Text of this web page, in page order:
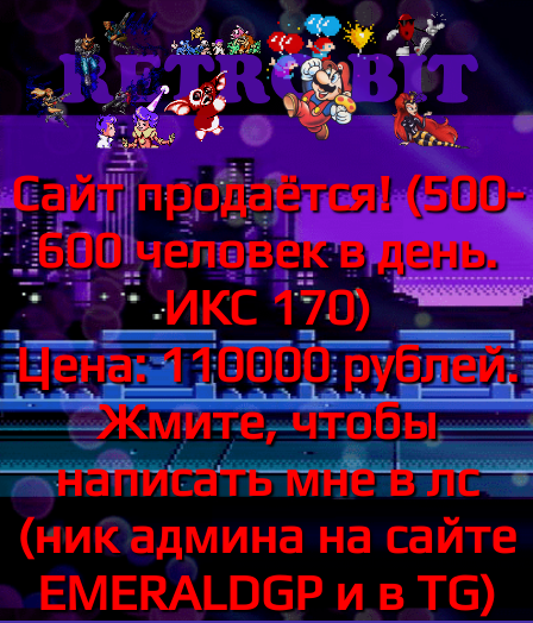
Сайт продаётся! (500-
600 человек в день.
ИКС 170)
Цена: 110000 рублей.
Жмите, чтобы
написать мне в лс
(ник админа на сайте
EMERALDGP и в TG)